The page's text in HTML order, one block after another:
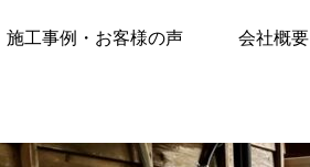
施工事例・お客様の声 会社概要
施工事例 西都市穂北にて【エコキュート